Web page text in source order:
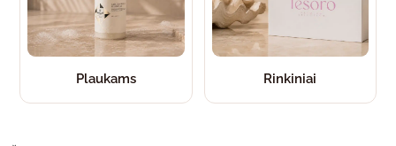
Plaukams Rinkiniai